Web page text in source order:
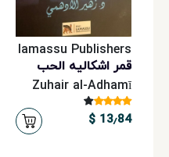
lamassu Publishers
قمر اشکالیه الحب
Zuhair al-Adhamī
13٫84 $